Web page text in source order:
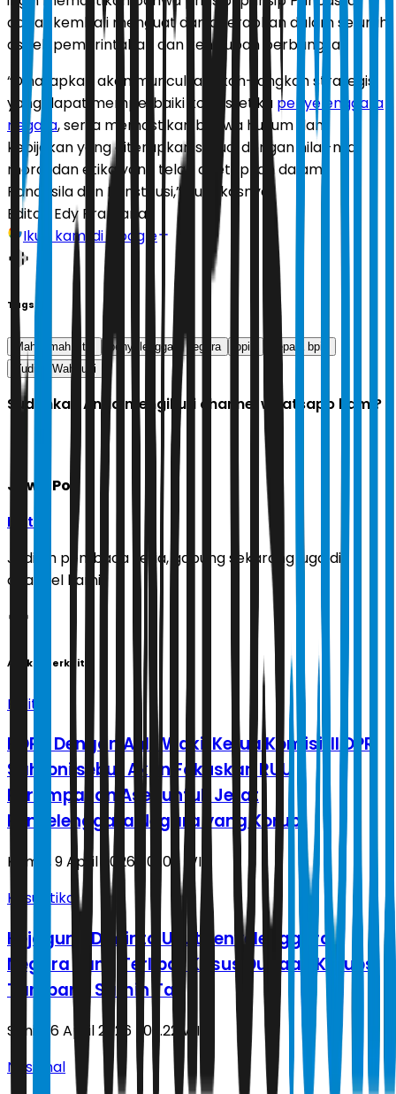
dapat kembali menguat dan diterapkan dalam seluruh
aspek pemerintahan dan kehidupan berbangsa.
“Diharapkan akan muncul langkah-langkah strategis
yang dapat memperbaiki kondisi etika penyelenggara
negara, serta memastikan bahwa hukum dan
kebijakan yang diterapkan sesuai dengan nilai-nilai
moral dan etika yang telah ditetapkan dalam
Pancasila dan Konstitusi,” pungkasnya.
Editor: Edy Pramana
Ikuti kami di Google
Tags
Mahkamah Etik penyelenggara negara bpip
kepala bpip
Yudian Wahyudi
Sudahkah Anda mengikuti channel whatsapp kami?
Jawa Pos
Ikuti
Jadilah pembaca setia, gabung sekarang juga di
channel kami!
Artikel Terkait
Politik
RDPU Dengan Ahli, Wakil Ketua Komisi III DPR
Sahroni sebut Akan Fokuskan RUU
Perampasan Aset untuk Jerat
Penyelenggara Negara yang Korup
Kamis, 9 April 2026 | 01.08 WIB
Kasuistika
Kejagung Diminta Usut Penyelenggara
Negara yang Terlibat Kasus Dugaan Korupsi
Tambang Samin Tan
Senin, 6 April 2026 | 03.22 WIB
Nasional